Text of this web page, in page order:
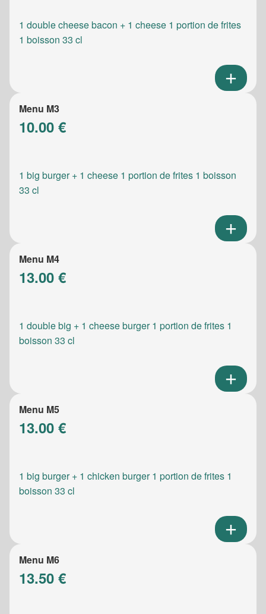
1 double cheese bacon + 1 cheese 1 portion de frites
1 boisson 33 cl
Menu M3
10.00 €
1 big burger + 1 cheese 1 portion de frites 1 boisson
33 cl
Menu M4
13.00 €
1 double big + 1 cheese burger 1 portion de frites 1
boisson 33 cl
Menu M5
13.00 €
1 big burger + 1 chicken burger 1 portion de frites 1
boisson 33 cl
Menu M6
13.50 €